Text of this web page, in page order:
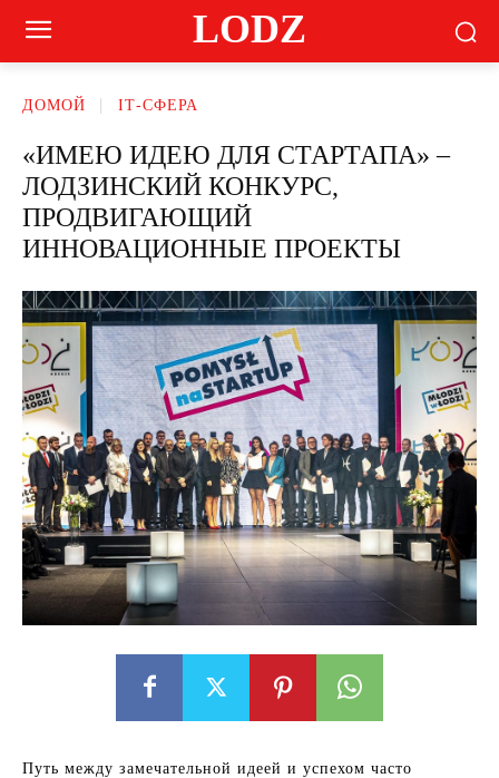
LODZ
ДОМОЙ ІТ-СФЕРА
«ИМЕЮ ИДЕЮ ДЛЯ СТАРТАПА» –
ЛОДЗИНСКИЙ КОНКУРС,
ПРОДВИГАЮЩИЙ
ИННОВАЦИОННЫЕ ПРОЕКТЫ
Путь между замечательной идеей и успехом часто